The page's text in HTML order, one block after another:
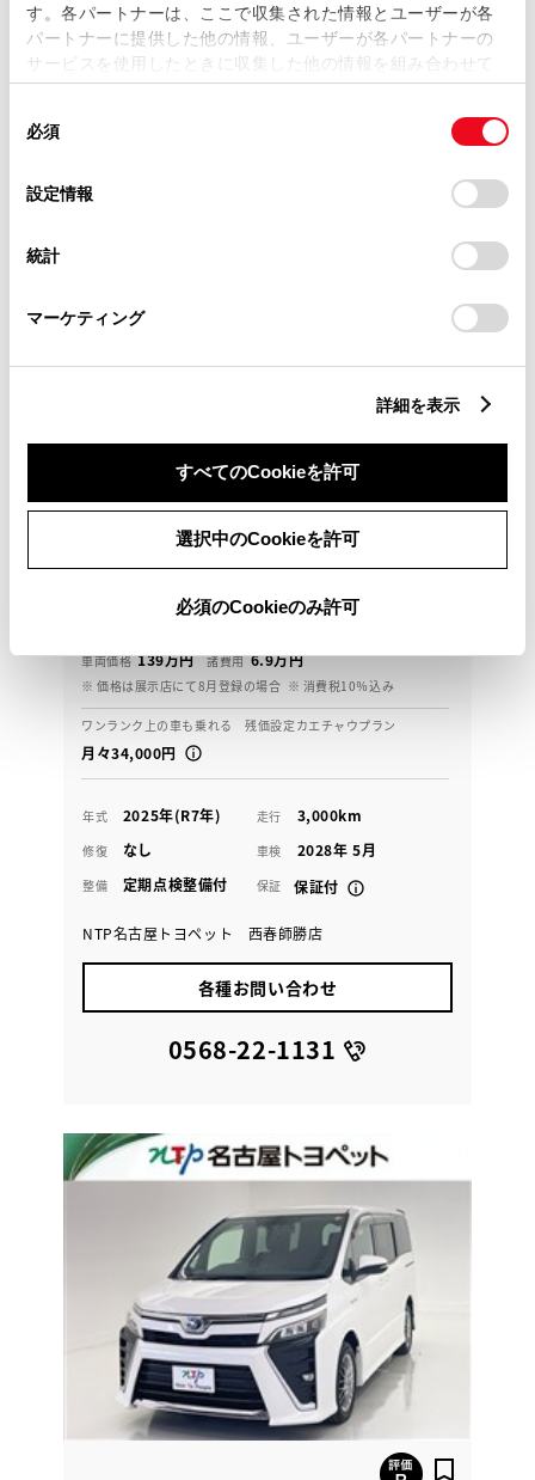
す。各パートナーは、ここで収集された情報とユーザーが各
パートナーに提供した他の情報、ユーザーが各パートナーの
サービスを使用したときに収集した他の情報を組み合わせて
使用することがあります。当ウェブサイトの使用を続行する
デバイスにすべてのCookie(クッキー)が保存されることに同
意したことになります。Cookie(クッキー)のオプトアウト、
設定の変更、同意を撤回したりするにあたっては、当社の
「Cookie（クッキー）情報の取り扱いについて
」をご覧くだ
必須
設定情報
統計
マーケティング
詳細を表示
すべてのCookieを許可
選択中のCookieを許可
必須のCookieのみ許可
0568-22-1131
タント X
中古車もトヨタのお店で。豊富な在庫から選べます！
145.9
車両価格 139万円 諸費用 6.9万円
※ 価格は展示店にて8月登録の場合 ※ 消費税10％込み
ワンランク上の車も乗れる 残価設定カエチャウプラン
月々34,000円
年式 2025年(R7年) 走行 3,000km
修復 なし 車検 2028年 5月
整備 定期点検整備付 保証 保証付
NTP名古屋トヨペット 西春師勝店
各種お問い合わせ
0568-22-1131